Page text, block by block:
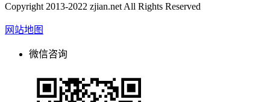
Copyright 2013-2022 zjian.net All Rights Reserved
网站地图
微信咨询